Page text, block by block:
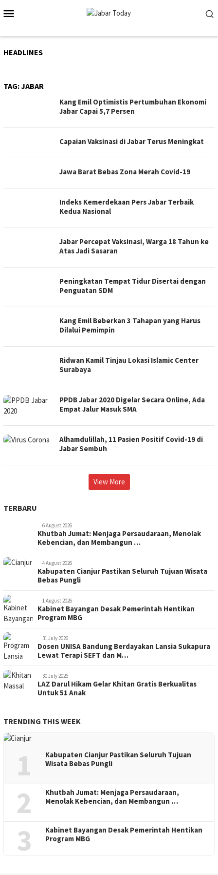
to
HEADLINES
TAG:JABAR
Kang Emil Optimistis Pertumbuhan Ekonomi
Jabar Capai 5,7 Persen
Capaian Vaksinasi di Jabar Terus Meningkat
Jawa Barat Bebas Zona Merah Covid-19
Indeks Kemerdekaan Pers Jabar Terbaik
Kedua Nasional
Jabar Percepat Vaksinasi, Warga 18 Tahun ke
Atas Jadi Sasaran
Peningkatan Tempat Tidur Disertai dengan
Penguatan SDM
Kang Emil Beberkan 3 Tahapan yang Harus
Dilalui Pemimpin
Ridwan Kamil Tinjau Lokasi Islamic Center
Surabaya
PPDB Jabar 2020 Digelar Secara Online, Ada
Empat Jalur Masuk SMA
Alhamdulillah, 11 Pasien Positif Covid-19 di
Jabar Sembuh
View More
TERBARU
6 August 2026
Khutbah Jumat: Menjaga Persaudaraan, Menolak
Kebencian, dan Membangun …
4 August 2026
Kabupaten Cianjur Pastikan Seluruh Tujuan Wisata
Bebas Pungli
1 August 2026
Kabinet Bayangan Desak Pemerintah Hentikan
Program MBG
31 July 2026
Dosen UNISA Bandung Berdayakan Lansia Sukapura
Lewat Terapi SEFT dan M…
30 July 2026
LAZ Darul Hikam Gelar Khitan Gratis Berkualitas
Untuk 51 Anak
TRENDING THIS WEEK
1
Kabupaten Cianjur Pastikan Seluruh Tujuan
Wisata Bebas Pungli
2
Khutbah Jumat: Menjaga Persaudaraan,
Menolak Kebencian, dan Membangun …
3
Kabinet Bayangan Desak Pemerintah Hentikan
Program MBG